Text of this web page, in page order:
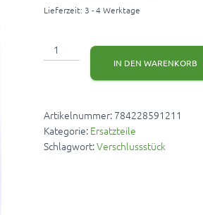
Lieferzeit: 3 - 4 Werktage
Betteri
BC01
IN DEN WARENKORB
Artikelnummer: 784228591211
Kategorie: Ersatzteile
Schlagwort:Verschlussstück